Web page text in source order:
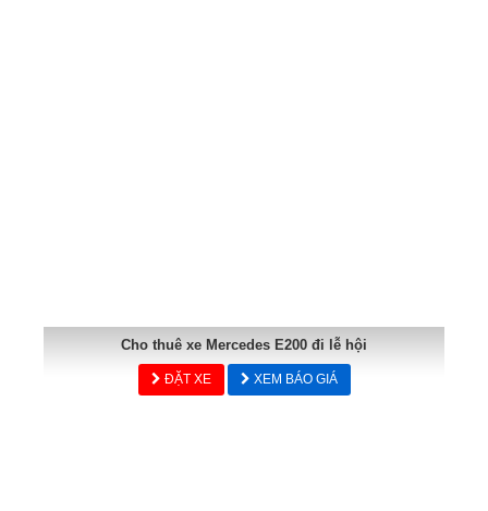
Cho thuê xe Mercedes E200 đi lễ hội
ĐẶT XE XEM BÁO GIÁ